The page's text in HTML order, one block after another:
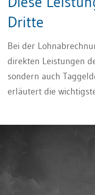
Dritte
Bei der
direkten Leistungen
sondern auch
erläutert die